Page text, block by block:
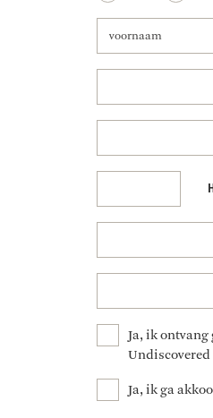
voornaam
Ja, ik
Ja, ik ga